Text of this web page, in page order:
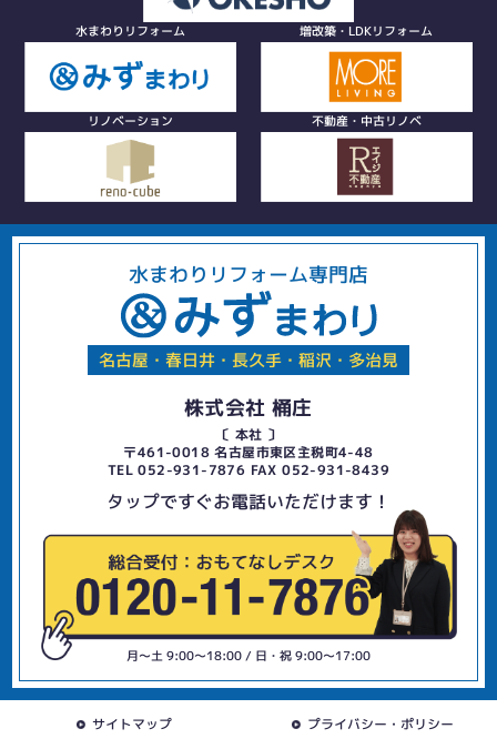
水まわりリフォーム 増改築・LDKリフォーム
リノベーション 不動産・中古リノベ
水まわりリフォーム専門店
名古屋・春日井・長久手・稲沢・多治見
株式会社 桶庄
〔 本社 〕
〒461-0018 名古屋市東区主税町4-48
TEL 052-931-7876 FAX 052-931-8439
タップですぐお電話いただけます！
月〜土 9:00〜18:00 / 日・祝 9:00〜17:00
サイトマップ プライバシー・ポリシー